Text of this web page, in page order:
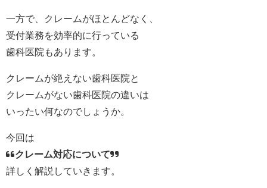
一方で、クレームがほとんどなく、
受付業務を効率的に行っている
歯科医院もあります。
クレームが絶えない歯科医院と
クレームがない歯科医院の違いは
いったい何なのでしょうか。
今回は
“クレーム対応について”
詳しく解説していきます。